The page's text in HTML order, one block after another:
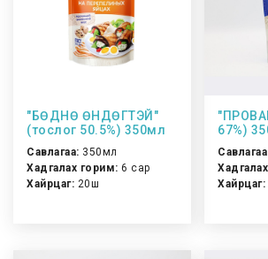
"БӨДНӨ ӨНДӨГТЭЙ"
(тослог 50.5%) 350мл
Савлагаа: 350мл
Хадгалах горим: 6 сар
Хайрцаг: 20ш
67%)
Хайрцаг: